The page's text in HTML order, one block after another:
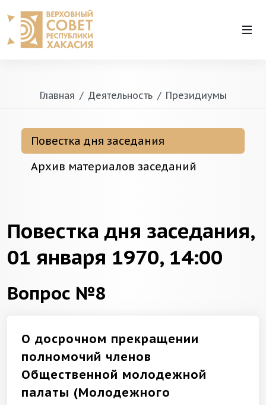
Главная Деятельность Президиумы
Повестка дня заседания
Архив материалов заседаний
Повестка дня заседания,
01 января 1970, 14:00
Вопрос №8
О досрочном прекращении
полномочий членов
Общественной молодежной
палаты (Молодежного